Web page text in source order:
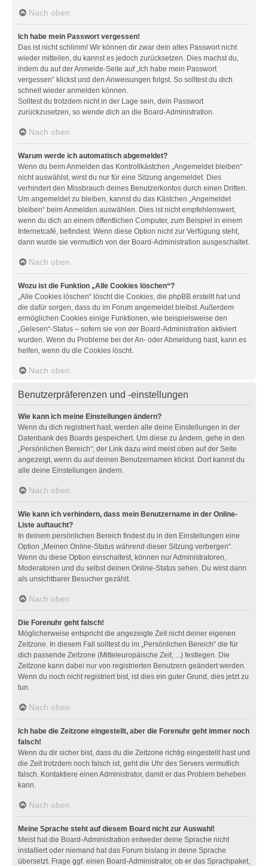
Nach oben
Ich habe mein Passwort vergessen!
Das ist nicht schlimm! Wir können dir zwar dein altes Passwort nicht
wieder mitteilen, du kannst es jedoch zurücksetzen. Dies machst du,
indem du auf der Anmelde-Seite auf „Ich habe mein Passwort
vergessen“ klickst und den Anweisungen folgst. So solltest du dich
schnell wieder anmelden können.
Solltest du trotzdem nicht in der Lage sein, dein Passwort
zurückzusetzen, so wende dich an die Board-Administration.
Nach oben
Warum werde ich automatisch abgemeldet?
Wenn du beim Anmelden das Kontrollkästchen „Angemeldet bleiben“
nicht auswählst, wirst du nur für eine Sitzung angemeldet. Dies
verhindert den Missbrauch deines Benutzerkontos durch einen Dritten.
Um angemeldet zu bleiben, kannst du das Kästchen „Angemeldet
bleiben“ beim Anmelden auswählen. Dies ist nicht empfehlenswert,
wenn du dich an einem öffentlichen Computer, zum Beispiel in einem
Internetcafé, befindest. Wenn diese Option nicht zur Verfügung steht,
dann wurde sie vermutlich von der Board-Administration ausgeschaltet.
Nach oben
Wozu ist die Funktion „Alle Cookies löschen“?
„Alle Cookies löschen“ löscht die Cookies, die phpBB erstellt hat und
die dafür sorgen, dass du im Forum angemeldet bleibst. Außerdem
ermöglichen Cookies einige Funktionen, wie beispielsweise den
„Gelesen“-Status – sofern sie von der Board-Administration aktiviert
wurden. Wenn du Probleme bei der An- oder Abmeldung hast, kann es
helfen, wenn du die Cookies löscht.
Nach oben
Benutzerpräferenzen und -einstellungen
Wie kann ich meine Einstellungen ändern?
Wenn du dich registriert hast, werden alle deine Einstellungen in der
Datenbank des Boards gespeichert. Um diese zu ändern, gehe in den
„Persönlichen Bereich“; der Link dazu wird meist oben auf der Seite
angezeigt, wenn du auf deinen Benutzernamen klickst. Dort kannst du
alle deine Einstellungen ändern.
Nach oben
Wie kann ich verhindern, dass mein Benutzername in der Online-
Liste auftaucht?
In deinem persönlichen Bereich findest du in den Einstellungen eine
Option „Meinen Online-Status während dieser Sitzung verbergen“.
Wenn du diese Option einschaltest, können nur Administratoren,
Moderatoren und du selbst deinen Online-Status sehen. Du wirst dann
als unsichtbarer Besucher gezählt.
Nach oben
Die Forenuhr geht falsch!
Möglicherweise entspricht die angezeigte Zeit nicht deiner eigenen
Zeitzone. In diesem Fall solltest du im „Persönlichen Bereich“ die für
dich passende Zeitzone (Mitteleuropäische Zeit, ...) festlegen. Die
Zeitzone kann dabei nur von registrierten Benutzern geändert werden.
Wenn du noch nicht registriert bist, ist dies ein guter Grund, dies jetzt zu
tun.
Nach oben
Ich habe die Zeitzone eingestellt, aber die Forenuhr geht immer noch
falsch!
Wenn du dir sicher bist, dass du die Zeitzone richtig eingestellt hast und
die Zeit trotzdem noch falsch ist, geht die Uhr des Servers vermutlich
falsch. Kontaktiere einen Administrator, damit er das Problem beheben
kann.
Nach oben
Meine Sprache steht auf diesem Board nicht zur Auswahl!
Meist hat die Board-Administration entweder deine Sprache nicht
installiert oder niemand hat das Forum bislang in deine Sprache
übersetzt. Frage ggf. einen Board-Administrator, ob er das Sprachpaket,